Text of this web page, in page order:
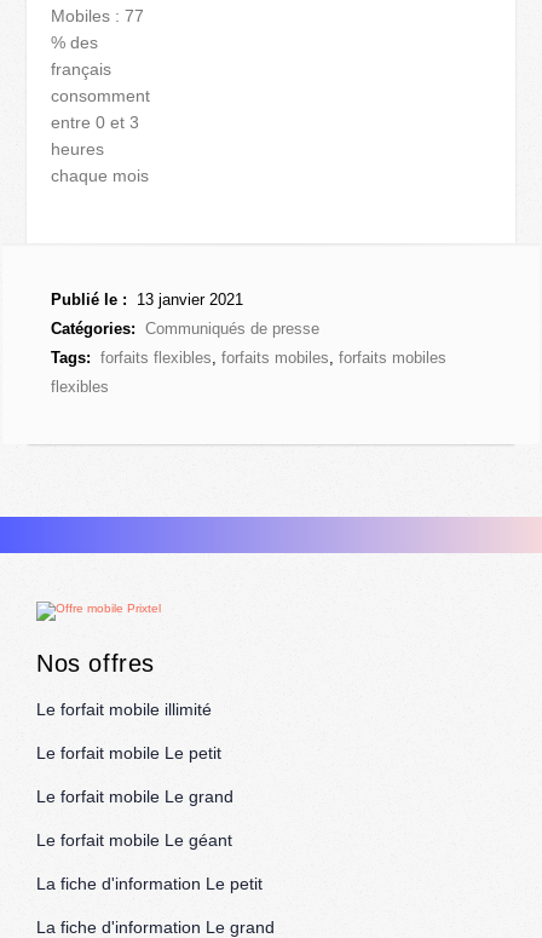
Mobiles : 77
% des
français
consomment
entre 0 et 3
heures
chaque mois
Publié le :
13 janvier 2021
Catégories:
Communiqués de presse
Tags:
forfaits flexibles,forfaits mobiles,forfaits mobiles
flexibles
Nos offres
Le forfait mobile illimité
Le forfait mobile Le petit
Le forfait mobile Le grand
Le forfait mobile Le géant
La fiche d'information Le petit
La fiche d'information Le grand